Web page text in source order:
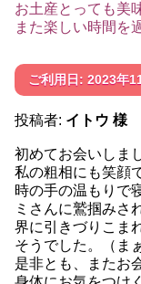
お土産とっても美
また楽しい時間を
ご利用日: 2023年
投稿者: イトウ 様
初めてお会いしま
私の粗相にも笑顔
時の手の温もりで
ミさんに鷲掴みさ
界に引きづりこま
そうでした。（ま
是非とも、またお